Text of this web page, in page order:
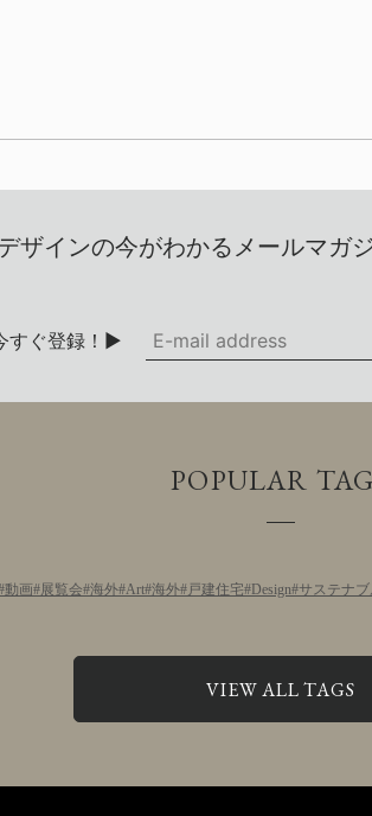
ザインの今がわかるメールマガ
すぐ登録！▶
POPULAR
動画 展覧会 海外 Art 海外 戸建住宅 Design サステナ
VIEW ALL TAGS